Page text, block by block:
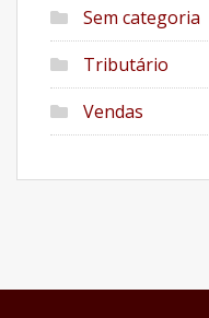
Sem categoria
Tributário
Vendas